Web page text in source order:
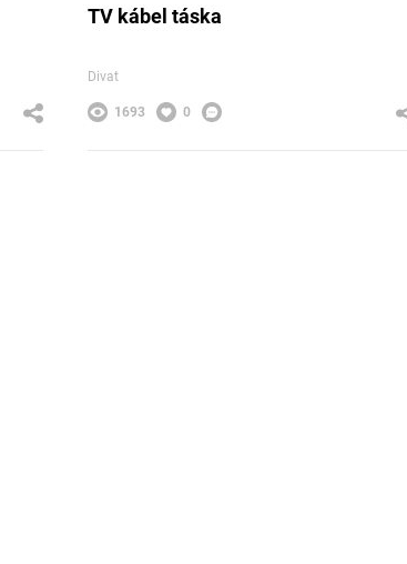
TV kábel táska
Divat
1693 0